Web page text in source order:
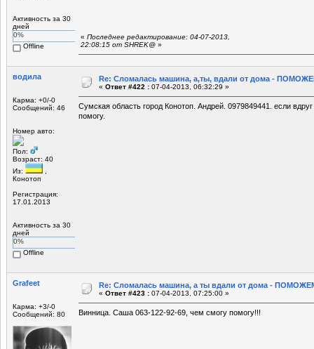
Активность за 30
дней
0%
Offline
« Последнее редактирование: 04-07-2013,
22:08:15 от SHREK@ »
водила
Карма: +0/-0
Сообщений: 46
Номер авто:
Пол:
Возраст: 40
Из:
Конотоп
Регистрация:
17.01.2013
Активность за 30
дней
0%
Offline
Re: Сломалась машина, а,ты, вдали от дома -
« Ответ #422 : 07-04-2013, 06:32:29 »
Сумская область город Конотоп. Андрей. 0979849441. если
помогу.
Grafeet
Карма: +3/-0
Сообщений: 80
Re: Сломалась машина, а ты вдали от дома -
« Ответ #423 : 07-04-2013, 07:25:00 »
Винница. Саша 063-122-92-69, чем смогу помогу!!!